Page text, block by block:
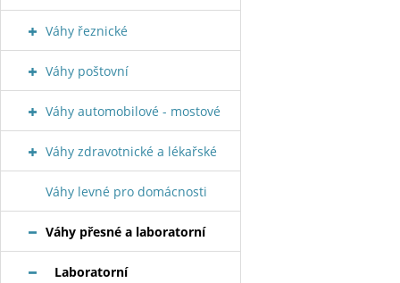
Váhy řeznické
Váhy poštovní
Váhy automobilové - mostové
Váhy zdravotnické a lékařské
Váhy levné pro domácnosti
Váhy přesné a laboratorní
Laboratorní